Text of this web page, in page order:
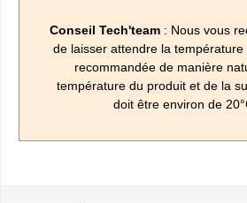
Conseil Tech'team: Nous vous
de laisser attendre la température
recommandée de manière
température du produit et de la
doit être environ de